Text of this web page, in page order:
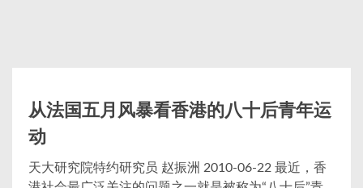
从法国五月风暴看香港的八十后青年运
动
天大研究院特约研究员 赵振洲 2010-06-22 最近，香